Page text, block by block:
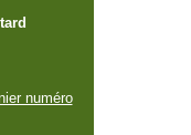
numéro